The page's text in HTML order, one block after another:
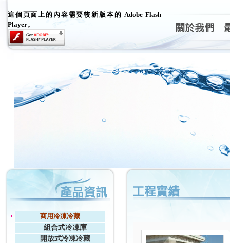
這個頁面上的內容需要較新版本的 Adobe Flash
Player。
商用冷凍冷藏
組合式冷凍庫
開放式冷凍冷藏